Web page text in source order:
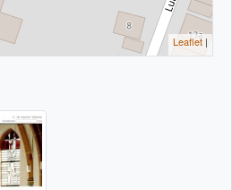
Leaflet |